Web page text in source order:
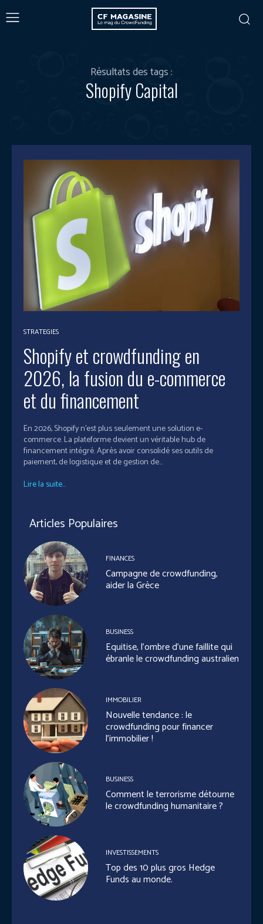
Résultats des tags :
Shopify Capital
STRATEGIES
Shopify et crowdfunding en
2026, la fusion du e-commerce
et du financement
En 2026, Shopify n’est plus seulement une solution e-
commerce. La plateforme devient un véritable hub de
financement intégré. Après avoir consolidé ses outils de
paiement, de logistique et de gestion de...
Lire la suite...
Articles Populaires
FINANCES
Campagne de crowdfunding,
aider la Grèce
BUSINESS
Equitise, l’ombre d’une faillite qui
ébranle le crowdfunding australien
IMMOBILIER
Nouvelle tendance : le
crowdfunding pour financer
l’immobilier !
BUSINESS
Comment le terrorisme détourne
le crowdfunding humanitaire ?
INVESTISSEMENTS
Top des 10 plus gros Hedge
Funds au monde.